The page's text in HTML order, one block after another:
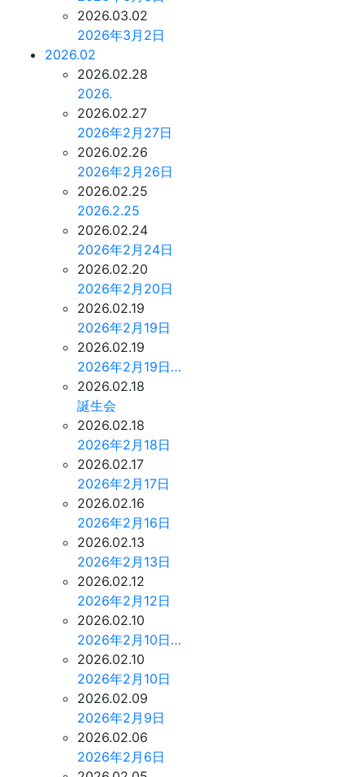
2026.03.02
2026年3月2日
2026.02
2026.02.28
2026.
2026.02.27
2026年2月27日
2026.02.26
2026年2月26日
2026.02.25
2026.2.25
2026.02.24
2026年2月24日
2026.02.20
2026年2月20日
2026.02.19
2026年2月19日
2026.02.19
2026年2月19日…
2026.02.18
誕生会
2026.02.18
2026年2月18日
2026.02.17
2026年2月17日
2026.02.16
2026年2月16日
2026.02.13
2026年2月13日
2026.02.12
2026年2月12日
2026.02.10
2026年2月10日…
2026.02.10
2026年2月10日
2026.02.09
2026年2月9日
2026.02.06
2026年2月6日